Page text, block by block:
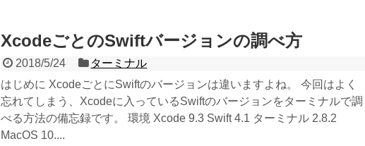
XcodeごとのSwiftバージョンの調べ方
2018/5/24
ターミナル
はじめに XcodeごとにSwiftのバージョンは違いますよね。 今回はよく
忘れてしまう、Xcodeに入っているSwiftのバージョンをターミナルで調
べる方法の備忘録です。 環境 Xcode 9.3 Swift 4.1 ターミナル 2.8.2
MacOS 10....